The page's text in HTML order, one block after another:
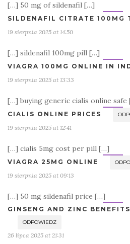
[…] 50 mg of sildenafil […]
SILDENAFIL CITRATE 100MG
19 sierpnia 2025 at 14:50
[…] sildenafil 100mg pill […]
VIAGRA 100MG ONLINE IN
19 sierpnia 2025 at 13:33
[…] buying generic cialis online safe
CIALIS ONLINE PRICES
19 sierpnia 2025 at 12:41
[…] cialis 5mg cost per pill […]
VIAGRA 25MG ONLINE
19 sierpnia 2025 at 09:13
[…] 50 mg sildenafil price […]
GINSENG AND ZINC
ODPOWIEDZ
26 lipca 2025 at 21:31